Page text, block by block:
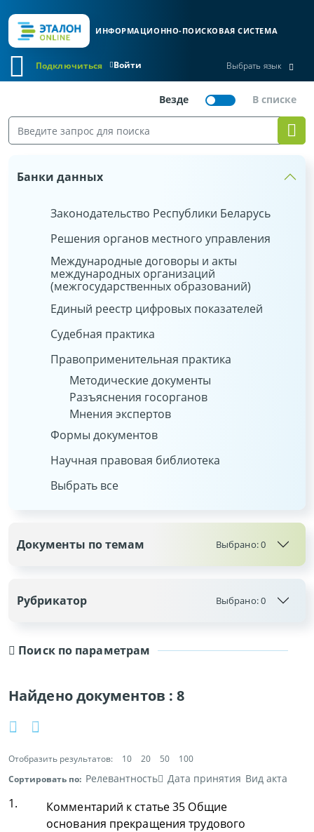
ИНФОРМАЦИОННО-ПОИСКОВАЯ СИСТЕМА
Войти
Подключиться Выбрать язык
Поиск по параметрам
Найдено документов :8
Отобразить результатов: 10 20 50
100
Сортировать по: Релевантность Дата принятия Вид акта
1.
Комментарий к статье 35 Общие
основания прекращения трудового
Банки данных
Законодательство Республики Беларусь
Решения органов местного управления
Международные договоры и акты
международных организаций
(межгосударственных образований)
Единый реестр цифровых показателей
Судебная практика
Правоприменительная практика
Методические документы
Разъяснения госорганов
Мнения экспертов
Формы документов
Научная правовая библиотека
Выбрать все
Документы по темам Выбрано:0
Рубрикатор Выбрано:0